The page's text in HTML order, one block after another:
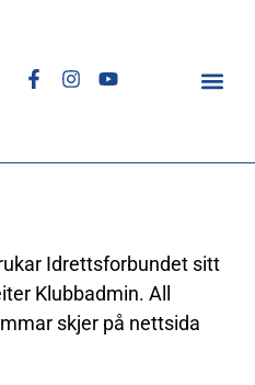
Idrettsforbundet sitt
Klubbadmin. All
skjer på nettsida